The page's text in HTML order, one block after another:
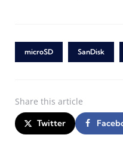
microSD SanDisk
Share this article
Twitter